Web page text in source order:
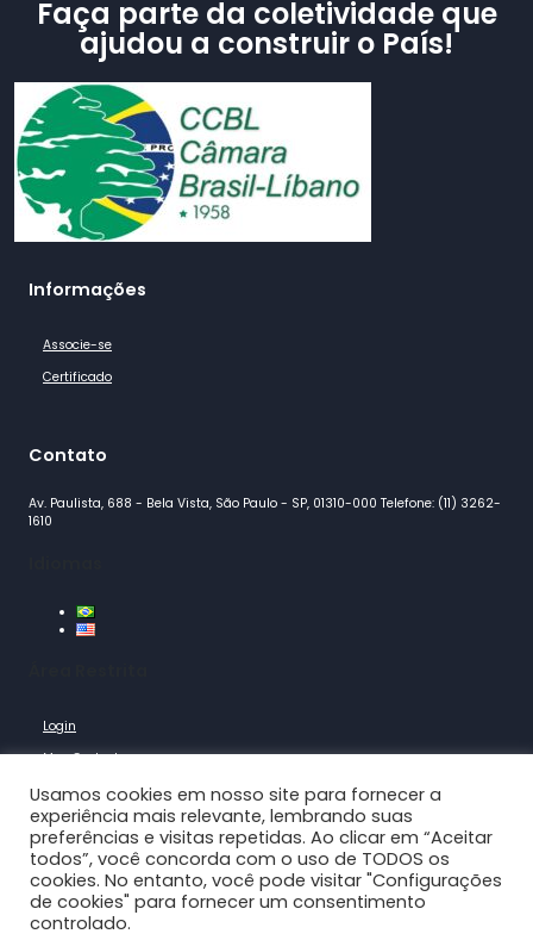
Faça parte da coletividade que
ajudou a construir o País!
Informações
Associe-se
Certificado
Contato
Av. Paulista, 688 - Bela Vista, São Paulo - SP, 01310-000 Telefone: (11) 3262-
1610
Login
Meu Cadastro
Logout
Links Rápidos
Notícias
Agenda
Usamos cookies em nosso site para fornecer a
experiência mais relevante, lembrando suas
preferências e visitas repetidas. Ao clicar em “Aceitar
todos”, você concorda com o uso de TODOS os
cookies. No entanto, você pode visitar "Configurações
de cookies" para fornecer um consentimento
controlado.